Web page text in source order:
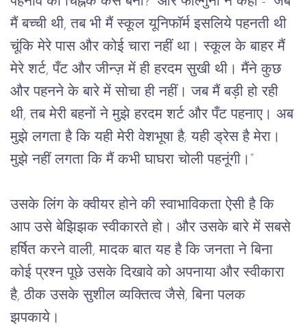
मैं बच्ची थी, तब भी मैं स्कूल यूनिफाॅर्म इसलिये पहनती थी
चूंकि मेरे पास और कोई चारा नहीं था। स्कूल के बाहर मैं
मेरे शर्ट, पँट और जीन्ज़ में ही हरदम सुखी थी। मैंने कुछ
और पहनने के बारे में सोचा ही नहीं। जब मैं बड़ी हो रही
थी, तब मेरी बहनों ने मुझे हरदम शर्ट और पँट पहनाए। अब
मुझे लगता है कि यही मेरी वेशभूषा है; यही ड्रेस है मेरा।
मुझे नहीं लगता कि मैं कभी घाघरा चोली पहनूंगी।”
उसके लिंग के क्वीयर होने की स्वाभाविकता ऐसी है कि
आप उसे बेझिझक स्वीकारते हो। और उसके बारे में सबसे
हर्षित करने वाली, मादक बात यह है कि जनता ने बिना
कोई प्रश्न पूछे उसके दिखावे को अपनाया और स्वीकारा
है, ठीक उसके सुशील व्यक्तित्व जैसे, बिना पलक
झपकाये।